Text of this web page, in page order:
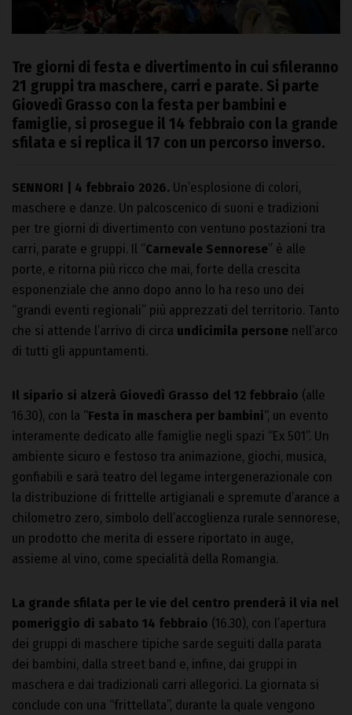
Tre giorni di festa e divertimento in cui sfileranno
21 gruppi tra maschere, carri e parate. Si parte
Giovedì Grasso con la festa per bambini e
famiglie, si prosegue il 14 febbraio con la grande
sfilata e si replica il 17 con un percorso inverso.
SENNORI | 4 febbraio 2026. Un’esplosione di colori,
maschere e danze. Un palcoscenico di suoni e tradizioni
per tre giorni di divertimento con ventuno postazioni tra
carri, parate e gruppi. Il “Carnevale Sennorese” è alle
porte, e ritorna più ricco che mai, forte della crescita
esponenziale che anno dopo anno lo ha reso uno dei
“grandi eventi regionali” più apprezzati del territorio. Tanto
che si attende l’arrivo di circa undicimila persone nell’arco
di tutti gli appuntamenti.
Il sipario si alzerà Giovedì Grasso del 12 febbraio (alle
16.30), con la “Festa in maschera per bambini“, un evento
interamente dedicato alle famiglie negli spazi “Ex 501”. Un
ambiente sicuro e festoso tra animazione, giochi, musica,
gonfiabili e sarà teatro del legame intergenerazionale con
la distribuzione di frittelle artigianali e spremute d’arance a
chilometro zero, simbolo dell’accoglienza rurale sennorese,
un prodotto che merita di essere riportato in auge,
assieme al vino, come specialità della Romangia.
La grande sfilata per le vie del centro prenderà il via nel
pomeriggio di sabato 14 febbraio (16.30), con l’apertura
dei gruppi di maschere tipiche sarde seguiti dalla parata
dei bambini, dalla street band e, infine, dai gruppi in
maschera e dai tradizionali carri allegorici. La giornata si
conclude con una “frittellata”, durante la quale vengono